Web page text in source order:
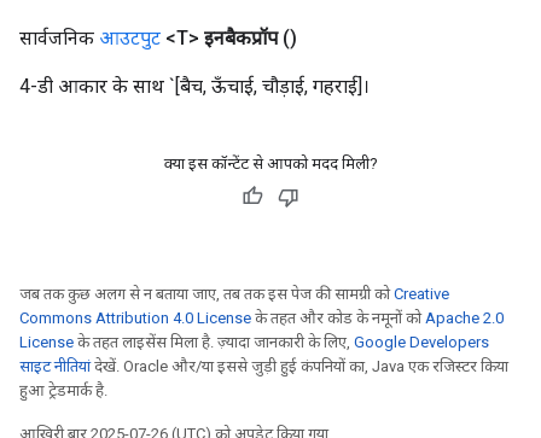
सार्वजनिक आउटपुट <T> इनबैकप्रॉप ()
4-डी आकार के साथ `[बैच, ऊँचाई, चौड़ाई, गहराई]।
क्या इस कॉन्टेंट से आपको मदद मिली?
जब तक कुछ अलग से न बताया जाए, तब तक इस पेज की सामग्री कोCreative
Commons Attribution 4.0 License के तहत और कोड के नमूनों कोApache 2.0
License के तहत लाइसेंस मिला है. ज़्यादा जानकारी के लिए, Google Developers
साइट नीतियांदेखें. Oracle और/या इससे जुड़ी हुई कंपनियों का, Java एक रजिस्टर किया
हुआ ट्रेडमार्क है.
आखिरी बार 2025-07-26 (UTC) को अपडेट किया गया.